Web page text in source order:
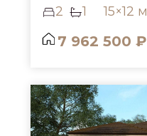
2 1 15×12 м
7 962 500 ₽